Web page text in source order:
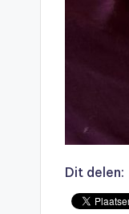
Dit delen: